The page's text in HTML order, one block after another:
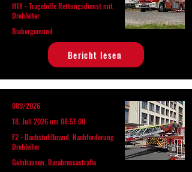
H1Y - Tragehilfe Rettungsdienst mit
Drehleiter
Biebergemünd
Bericht lesen
089/2026
18. Juli 2026 um 08:51:00
F2 - Dachstuhlbrand, Nachforderung
Drehleiter
Gelnhausen, Barabrossastraße